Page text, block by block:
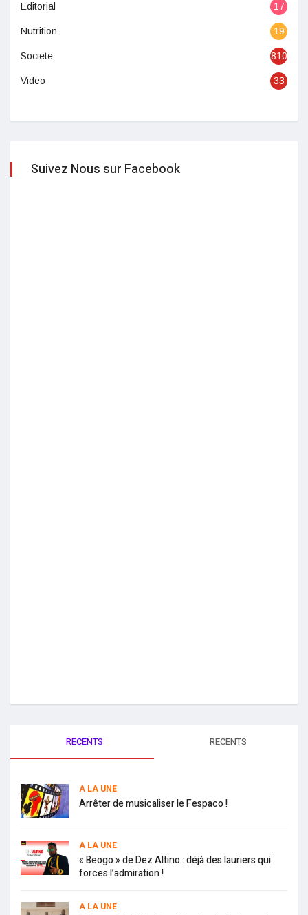
Editorial 17
Nutrition 19
Societe 810
Video 33
Suivez Nous sur Facebook
RECENTS RECENTS
A LA UNE
Arrêter de musicaliser le Fespaco !
A LA UNE
« Beogo » de Dez Altino : déjà des lauriers qui
forces l’admiration !
A LA UNE